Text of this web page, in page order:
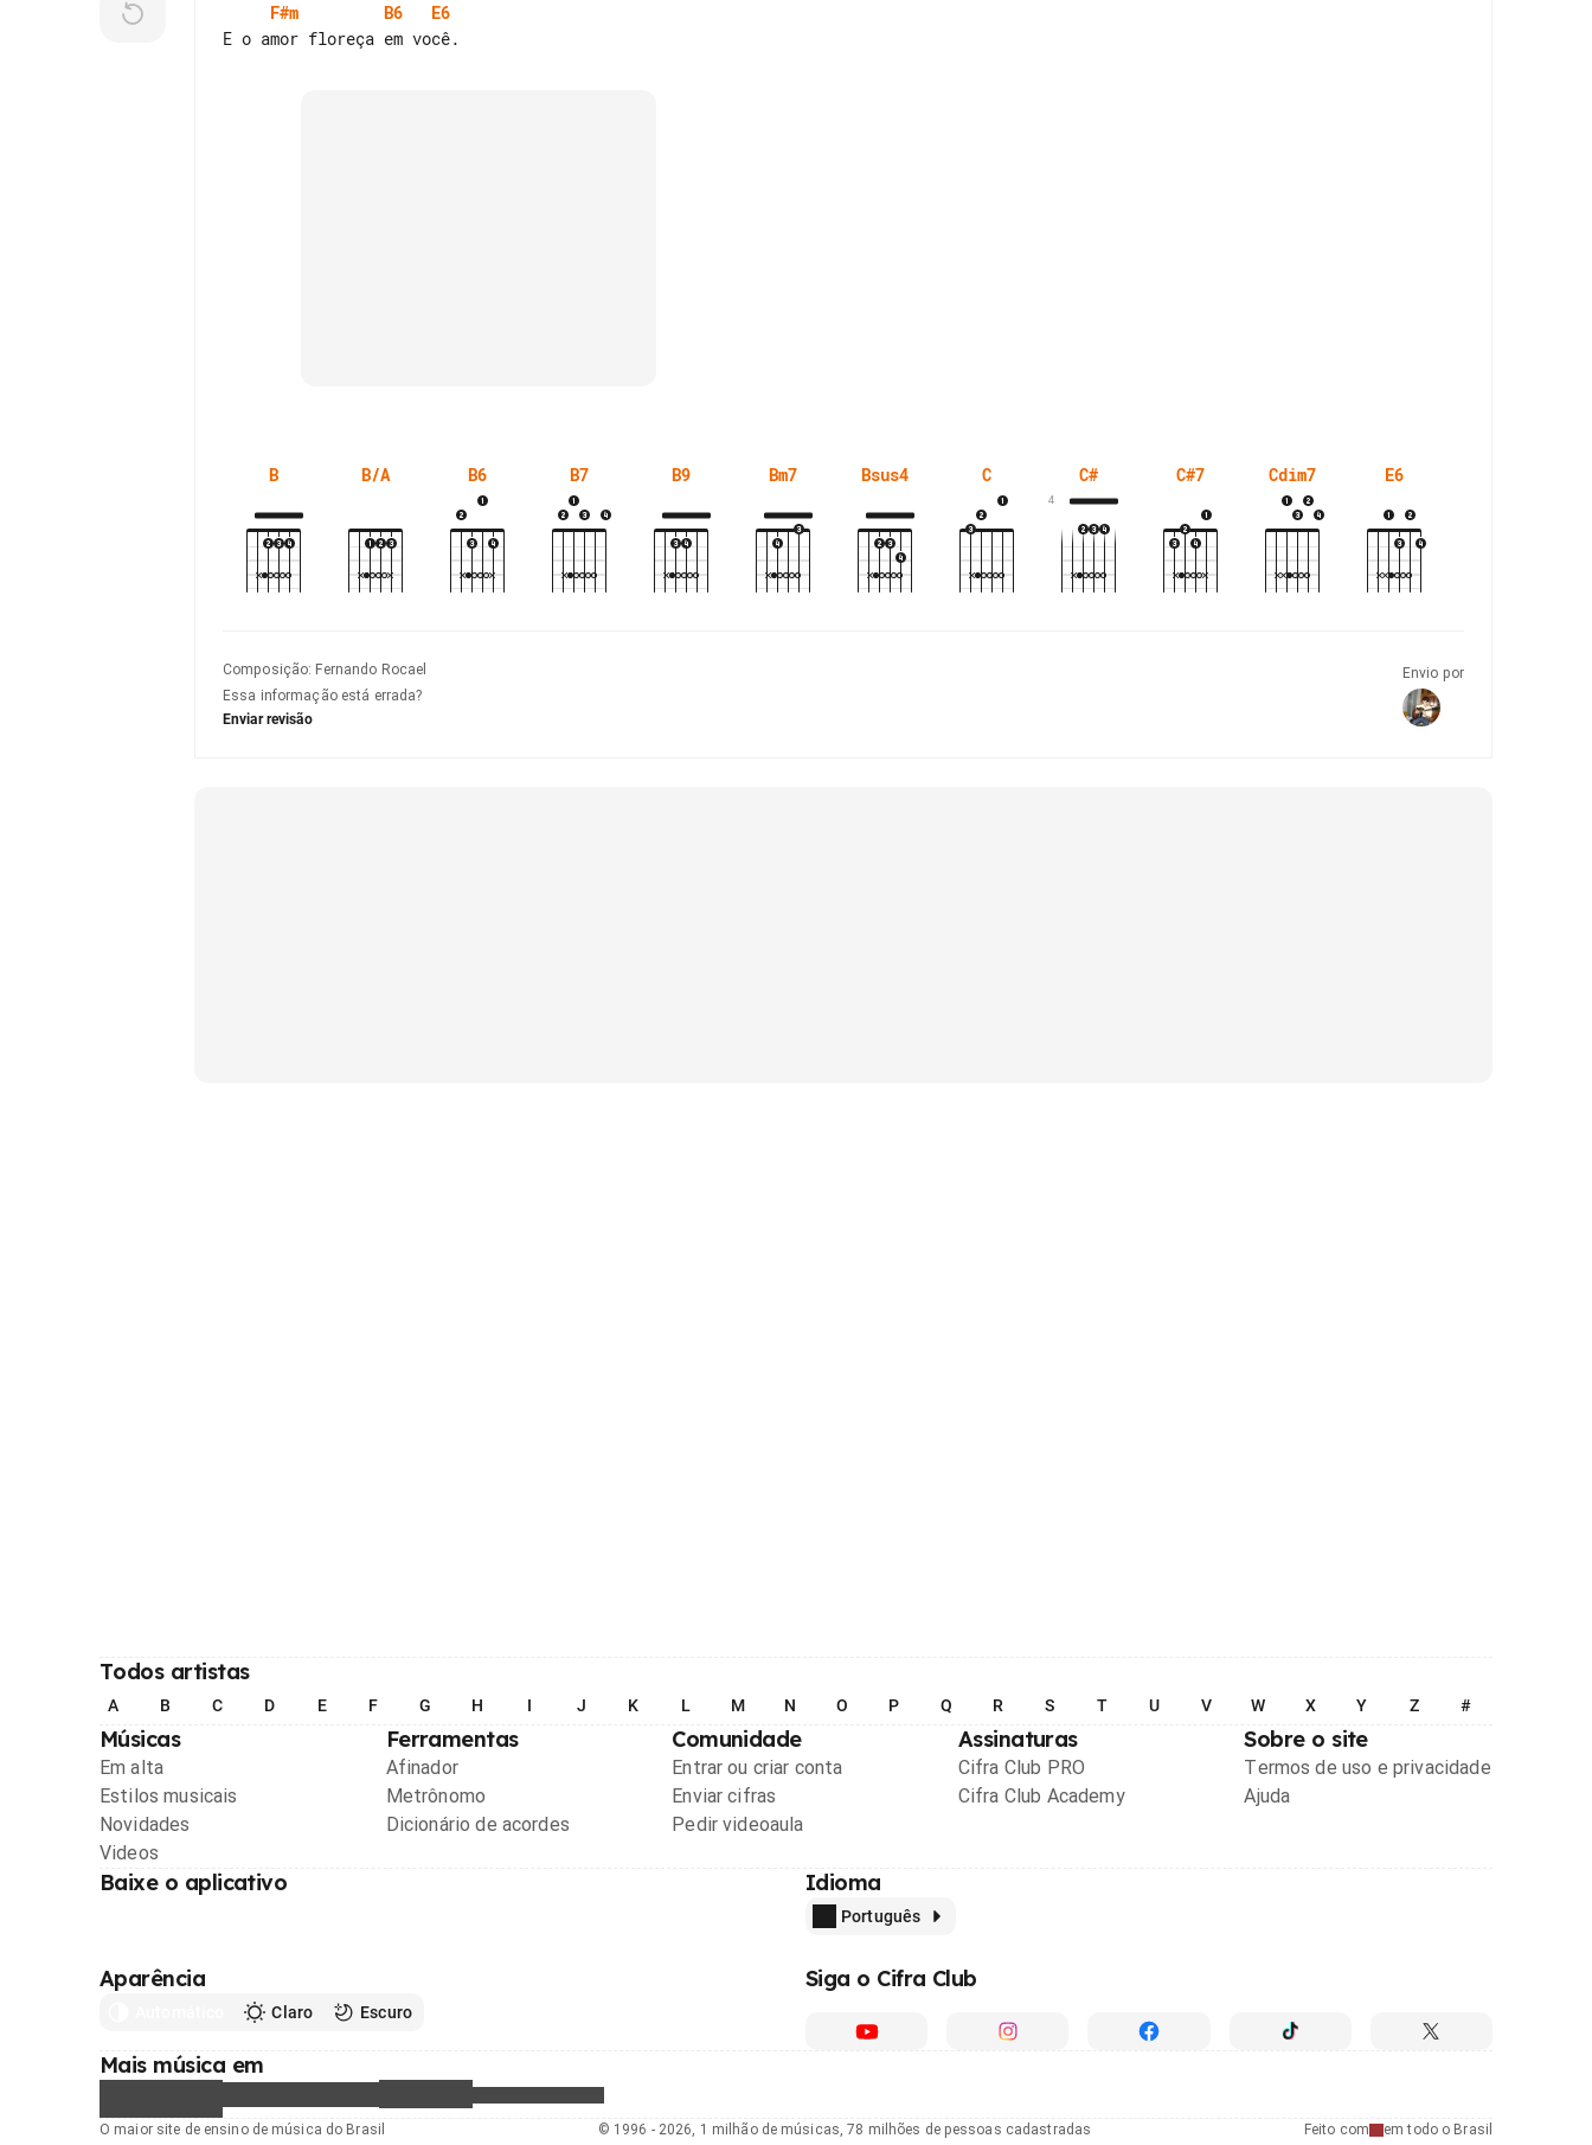
F#m
B6
E6
B B/A B6 B7 B9 Bm7 Bsus4 C C#
4
C#7 Cdim7 E6
Composição: Fernando Rocael
Essa informação está errada?
Enviar revisão
Envio por
Todos artistas
A B C D E F G H I J K L M N O P Q R S T U V W X Y Z #
Músicas
Em alta
Estilos musicais
Novidades
Videos
Ferramentas
Afinador
Metrônomo
Dicionário de acordes
Comunidade
Entrar ou criar conta
Enviar cifras
Pedir videoaula
Assinaturas
Cifra Club PRO
Cifra Club Academy
Sobre o site
Termos de uso e privacidade
Ajuda
Baixe o aplicativo Idioma
Português
Aparência
Claro Escuro
Siga o Cifra Club
Mais música em
O maior site de ensino de música do Brasil Feito com em todo o Brasil
© 1996 - 2026, 1 milhão de músicas, 78 milhões de pessoas cadastradas